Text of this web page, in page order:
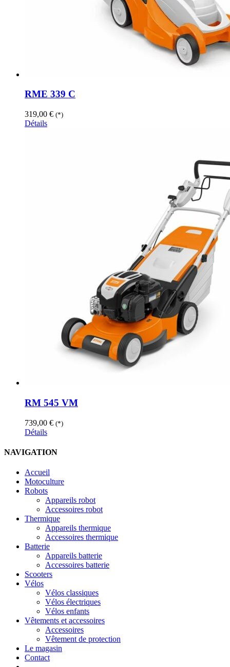
RME 339 C
319,00 € (*)
Détails
RM 545 VM
739,00 € (*)
Détails
NAVIGATION
Accueil
Motoculture
Robots
Appareils robot
Accessoires robot
Thermique
Appareils thermique
Accessoires thermique
Batterie
Appareils batterie
Accessoires batterie
Scooters
Vélos
Vélos classiques
Vélos électriques
Vélos enfants
Vêtements et accessoires
Accessoires
Vêtement de protection
Le magasin
Contact